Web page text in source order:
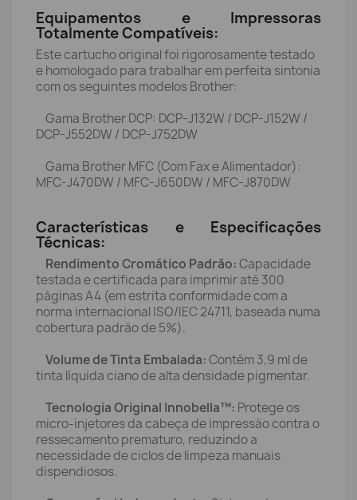
Equipamentos e Impressoras
Totalmente Compatíveis:
Este cartucho original foi rigorosamente testado
e homologado para trabalhar em perfeita sintonia
com os seguintes modelos Brother:
Gama Brother DCP: DCP-J132W / DCP-J152W /
DCP-J552DW / DCP-J752DW
Gama Brother MFC (Com Fax e Alimentador):
MFC-J470DW / MFC-J650DW / MFC-J870DW
Características e Especificações
Técnicas:
Rendimento Cromático Padrão:Capacidade
testada e certificada para imprimir até 300
páginas A4 (em estrita conformidade com a
norma internacional ISO/IEC 24711, baseada numa
cobertura padrão de 5%).
Volume de Tinta Embalada:Contém 3,9 ml de
tinta líquida ciano de alta densidade pigmentar.
Tecnologia Original Innobella™: Protege os
micro-injetores da cabeça de impressão contra o
ressecamento prematuro, reduzindo a
necessidade de ciclos de limpeza manuais
dispendiosos.